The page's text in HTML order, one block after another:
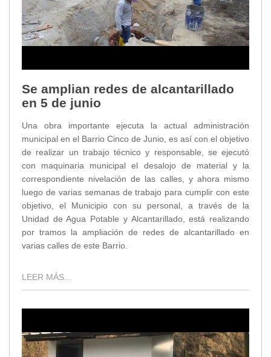
Se amplian redes de alcantarillado
en 5 de junio
Una obra importante ejecuta la actual administración
municipal en el Barrio Cinco de Junio, es así con el objetivo
de realizar un trabajo técnico y responsable, se ejecutó
con maquinaria municipal el desalojo de material y la
correspondiente nivelación de las calles, y ahora mismo
luego de varias semanas de trabajo para cumplir con este
objetivo, el Municipio con su personal, a través de la
Unidad de Agua Potable y Alcantarillado, está realizando
por tramos la ampliación de redes de alcantarillado en
varias calles de este Barrio.
LEER MÁS...